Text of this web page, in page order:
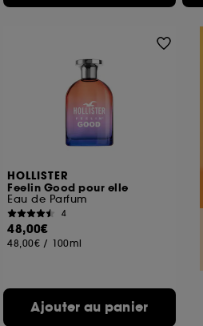
HOLLISTER
Feelin Good pour elle
Eau de Parfum
4
48,00€
48,00€ / 100ml
Ajouter au panier